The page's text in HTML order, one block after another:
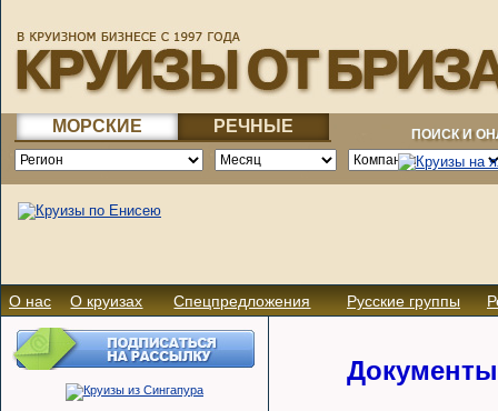
МОРСКИЕ РЕЧНЫЕ ПОИСК И
О нас О круизах Спецпредложения Русские группы